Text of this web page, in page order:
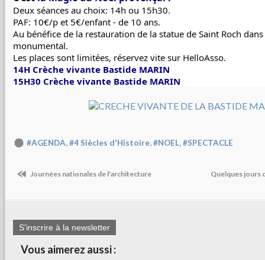
Deux séances au choix: 14h ou 15h30.
PAF: 10€/p et 5€/enfant - de 10 ans.
Au bénéfice de la restauration de la statue de Saint Roch
monumental.
Les places sont limitées, réservez vite sur HelloAsso.
14H Crèche vivante Bastide MARIN
15H30 Crèche vivante Bastide MARIN
#AGENDA,#4 Siècles d'Histoire,#NOEL,#SPECTACLE
Journées nationales de l'architecture Quelques jours
S'inscrire à la newsletter
Vous aimerez aussi :